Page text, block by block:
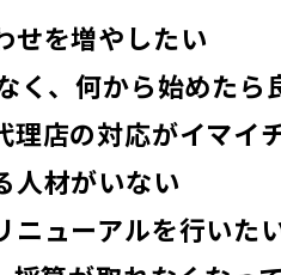
せを増やしたい
く、何から始めたら
理店の対応がイマイ
人材がいない
ニューアルを行いた